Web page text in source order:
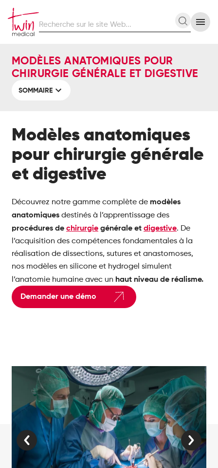
sur
Web
MODÈLES ANATOMIQUES POUR
CHIRURGIE GÉNÉRALE ET DIGESTIVE
SOMMAIRE
Modèles anatomiques
pour chirurgie générale
et digestive
Découvrez notre gamme complète de modèles
anatomiques destinés à l’apprentissage des
procédures de chirurgie générale et digestive. De
l’acquisition des compétences fondamentales à la
réalisation de dissections, sutures et anastomoses,
nos modèles en silicone et hydrogel simulent
l’anatomie humaine avec un haut niveau de réalisme.
Demander une démo